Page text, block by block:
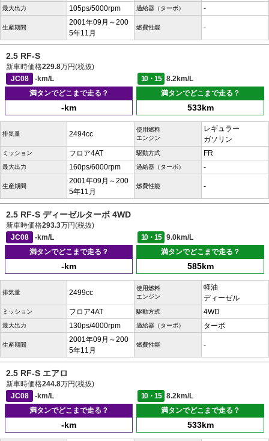
最大出力 105ps/5000rpm 過給器（ターボ） -
生産期間
2001年09月～200
5年11月
燃費性能 -
2.5 RF-S
新車時価格229.8万円(税抜)
JC08
-km/L 10・15
8.2km/L
満タンでどこまで走る？
-km
満タンでどこまで走る？
533km
排気量 2494cc
使用燃料
エンジン
レギュラー
ガソリン
ミッション フロア4AT 駆動方式 FR
最大出力 160ps/6000rpm 過給器（ターボ） -
生産期間
2001年09月～200
5年11月
燃費性能 -
2.5 RF-S ディーゼルターボ 4WD
新車時価格293.3万円(税抜)
JC08
-km/L 10・15
9.0km/L
満タンでどこまで走る？
-km
満タンでどこまで走る？
585km
排気量 2499cc
使用燃料
エンジン
軽油
ディーゼル
ミッション フロア4AT 駆動方式 4WD
最大出力 130ps/4000rpm 過給器（ターボ） ターボ
生産期間
2001年09月～200
5年11月
燃費性能 -
2.5 RF-S エアロ
新車時価格244.8万円(税抜)
JC08
-km/L 10・15
8.2km/L
満タンでどこまで走る？
-km
満タンでどこまで走る？
533km